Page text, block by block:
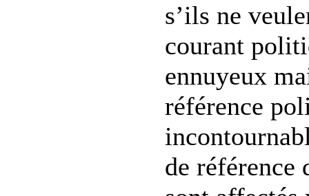
s’ils ne
courant
ennuyeux
référence
de référence